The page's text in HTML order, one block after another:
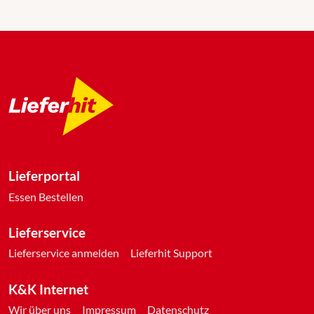
Lieferportal
Essen Bestellen
Lieferservice
Lieferservice anmelden Lieferhit Support
K&K Internet
Wir über uns Impressum Datenschutz